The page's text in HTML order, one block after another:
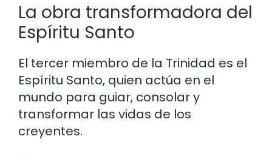
La obra transformadora del
Espíritu Santo
El tercer miembro de la Trinidad es el
Espíritu Santo, quien actúa en el
mundo para guiar, consolar y
transformar las vidas de los
creyentes.